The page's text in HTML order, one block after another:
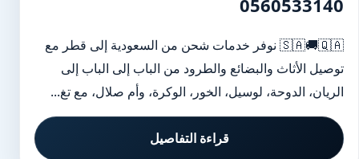
0560533140
🇸🇦🚚🇶🇦 نوفر خدمات شحن من السعودية إلى قطر مع
توصيل الأثاث والبضائع والطرود من الباب إلى الباب إلى
الريان، الدوحة، لوسيل، الخور، الوكرة، وأم صلال، مع تغ...
قراءة التفاصيل